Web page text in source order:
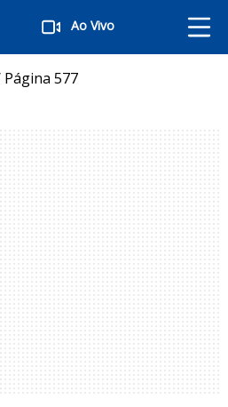
Ao Vivo
Página 577